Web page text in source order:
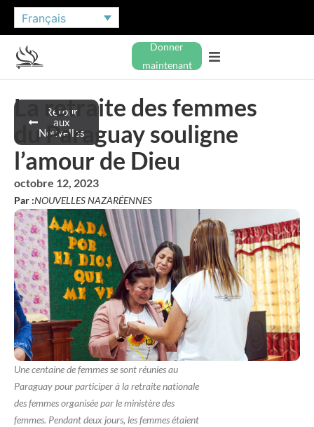
Français
Donner
maintenant
Retour
aux
Nouvelles
La retraite des femmes
du Paraguay souligne
l’amour de Dieu
octobre 12, 2023
Par :NOUVELLES NAZARÉENNES
Une centaine de femmes se sont réunies au
Paraguay pour participer à la retraite nationale
des femmes organisée par le ministère des
femmes. Pendant deux jours, les femmes étaient